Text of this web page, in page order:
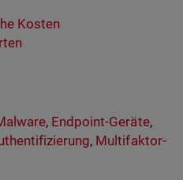
Kosten
, Endpoint-Geräte,
, Multifaktor-